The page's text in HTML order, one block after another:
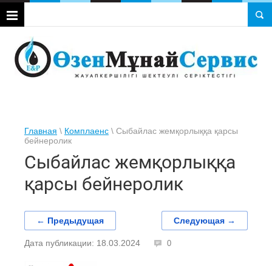
Главная \ Комплаенс \ Сыбайлас жемқорлыққа қарсы
бейнеролик
Сыбайлас жемқорлыққа
қарсы бейнеролик
← Предыдущая Следующая →
Дата публикации: 18.03.2024 0